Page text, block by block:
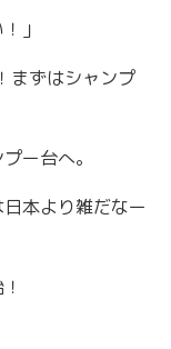
」
まずはシャンプ
ー台へ。
本より雑だなー